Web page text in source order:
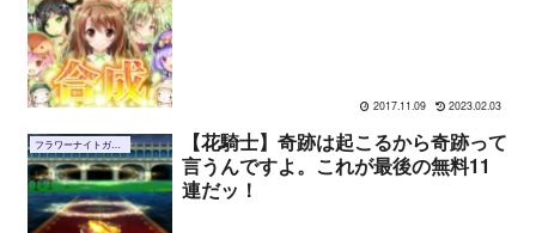
2017.11.09 2023.02.03
フラワーナイトガール
【花騎士】奇跡は起こるから奇跡って
言うんですよ。これが最後の無料11
連だッ！